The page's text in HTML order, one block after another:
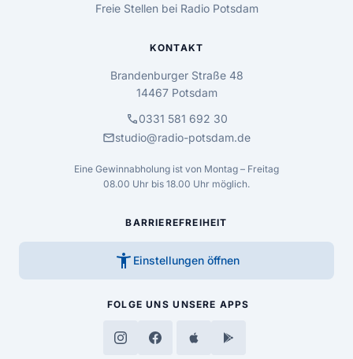
Freie Stellen bei Radio Potsdam
KONTAKT
Brandenburger Straße 48
14467 Potsdam
call0331 581 692 30
mailstudio@radio-potsdam.de
Eine Gewinnabholung ist von Montag – Freitag
08.00 Uhr bis 18.00 Uhr möglich.
BARRIEREFREIHEIT
accessibility_new Einstellungen öffnen
FOLGE UNS UNSERE APPS